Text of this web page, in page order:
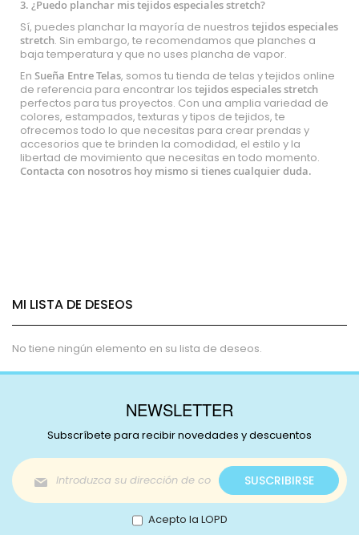
3. ¿Puedo planchar mis tejidos especiales stretch?
Sí, puedes planchar la mayoría de nuestros tejidos especiales
stretch. Sin embargo, te recomendamos que planches a
baja temperatura y que no uses plancha de vapor.
En Sueña Entre Telas, somos tu tienda de telas y tejidos online
de referencia para encontrar los tejidos especiales stretch
perfectos para tus proyectos. Con una amplia variedad de
colores, estampados, texturas y tipos de tejidos, te
ofrecemos todo lo que necesitas para crear prendas y
accesorios que te brinden la comodidad, el estilo y la
libertad de movimiento que necesitas en todo momento.
Contacta con nosotros hoy mismosi tienes cualquier duda.
MI LISTA DE DESEOS
No tiene ningún elemento en su lista de deseos.
NEWSLETTER
Subscríbete para recibir novedades y descuentos
Inscríbase
a
nuestro
boletín
de
SUSCRIBIRSE
Acepto la LOPD